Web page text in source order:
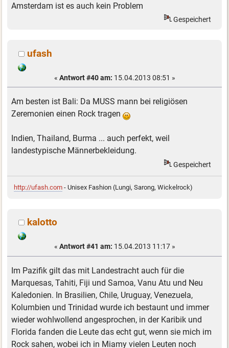
Amsterdam ist es auch kein Problem
Gespeichert
ufash
« Antwort #40 am: 15.04.2013 08:51 »
Am besten ist Bali: Da MUSS mann bei religiösen
Zeremonien einen Rock tragen
Indien, Thailand, Burma ... auch perfekt, weil
landestypische Männerbekleidung.
Gespeichert
http://ufash.com - Unisex Fashion (Lungi, Sarong, Wickelrock)
kalotto
« Antwort #41 am: 15.04.2013 11:17 »
Im Pazifik gilt das mit Landestracht auch für die
Marquesas, Tahiti, Fiji und Samoa, Vanu Atu und Neu
Kaledonien. In Brasilien, Chile, Uruguay, Venezuela,
Kolumbien und Trinidad wurde ich bestaunt und immer
wieder wohlwollend angesprochen, in der Karibik und
Florida fanden die Leute das echt gut, wenn sie mich im
Rock sahen, wobei ich in Miamy vielen Leuten noch